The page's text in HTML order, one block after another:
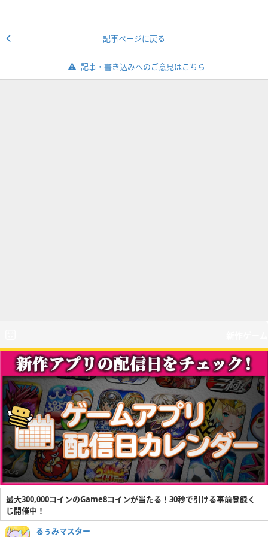
記事ページに戻る
記事・書き込みへのご意見はこちら
最大300,000コインのGame8コインが当たる！30秒で引ける事前登録く
じ開催中！
るぅみマスター